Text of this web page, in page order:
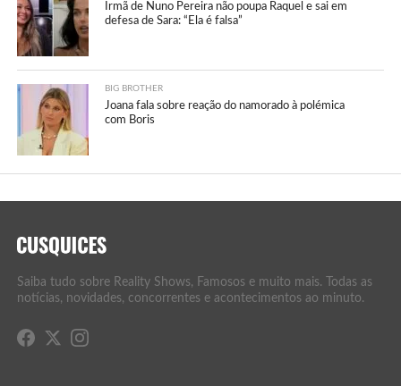
Irmã de Nuno Pereira não poupa Raquel e sai em
defesa de Sara: “Ela é falsa”
BIG BROTHER
Joana fala sobre reação do namorado à polémica
com Boris
Saiba tudo sobre Reality Shows, Famosos e muito mais. Todas as
notícias, novidades, concorrentes e acontecimentos ao minuto.